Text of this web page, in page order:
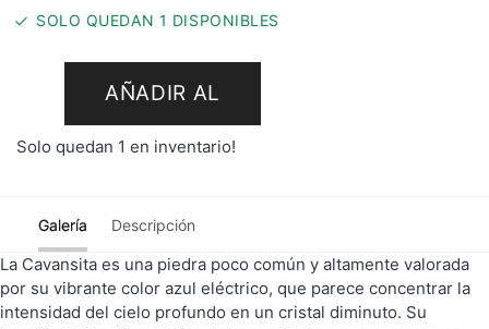
SOLO QUEDAN 1 DISPONIBLES
AÑADIR AL
CARRITO
Solo quedan 1 en inventario!
Galería Descripción
La Cavansita es una piedra poco común y altamente valorada
por su vibrante color azul eléctrico, que parece concentrar la
intensidad del cielo profundo en un cristal diminuto. Su